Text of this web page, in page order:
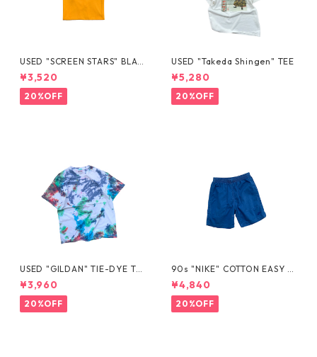
USED "SCREEN STARS" BLAN
K TEE
¥3,520
20%OFF
USED "Takeda Shingen" TEE
¥5,280
20%OFF
USED "GILDAN" TIE-DYE TE
E
¥3,960
20%OFF
90s "NIKE" COTTON EASY S
HORTS
¥4,840
20%OFF